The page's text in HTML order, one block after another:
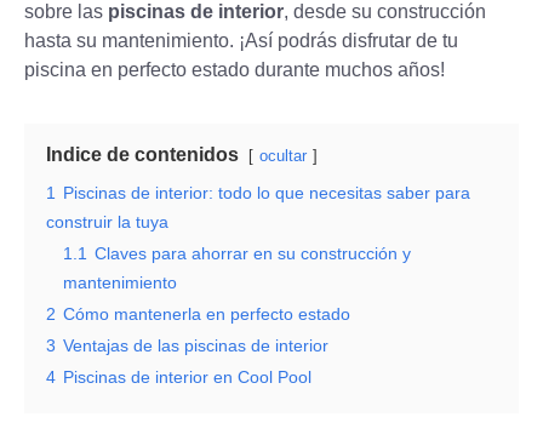
sobre las piscinas de interior, desde su construcción
hasta su mantenimiento. ¡Así podrás disfrutar de tu
piscina en perfecto estado durante muchos años!
Indice de contenidos ocultar
1 Piscinas de interior: todo lo que necesitas saber para
construir la tuya
1.1 Claves para ahorrar en su construcción y
mantenimiento
2 Cómo mantenerla en perfecto estado
3 Ventajas de las piscinas de interior
4 Piscinas de interior en Cool Pool